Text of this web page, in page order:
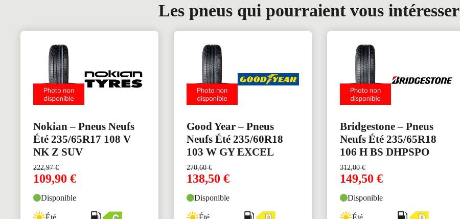
Les pneus qui pourraient vous intéresser
Nokian – Pneus Neufs
Été 235/65R17 108 V
NK Z SUV
222,97€
109,90 €
Disponible
Good Year – Pneus
Neufs Été 235/60R18
103 W GY EXCEL
270,60€
138,50 €
Disponible
Bridgestone – Pneus
Neufs Été 235/65R18
106 H BS DHPSPO
312,00€
149,50 €
Disponible